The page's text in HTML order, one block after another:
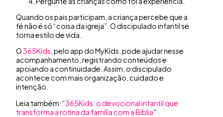
Quando os pais participam, a criança percebe que a
fé não é só “coisa da igreja”. O discipulado infantil se
torna estilo de vida.
O365Kids , pelo app do MyKids, pode ajudar nesse
acompanhamento, registrando conteúdos e
apoiando a continuidade. Assim, o discipulado
acontece com mais organização, cuidado e
intenção.
Leia também: “365Kids: o devocional infantil que
transforma a rotina da família com a Bíblia”